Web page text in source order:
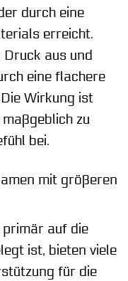
durch eine
erreicht.
Druck aus und
eine flachere
Wirkung ist
zu
bei.
mit größeren
auf die
ist, bieten viele
für die